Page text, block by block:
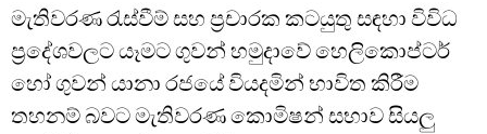
මැතිවරණ රැස්වීම් සහ ප්‍රචාරක කටයුතු සඳහා විවිධ
ප්‍රදේශවලට යෑමට ගුවන් හමුදාවේ හෙලිකොප්ටර්
හෝ ගුවන් යානා රජයේ වියදමින් භාවිත කිරීම
තහනම් බවට මැතිවරණ කොමිෂන් සභාව සියලු